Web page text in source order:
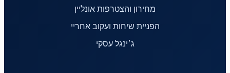
מחירון והצטרפות אונליין
הפניית שיחות ועקוב אחריי
ג׳ינגל עסקי